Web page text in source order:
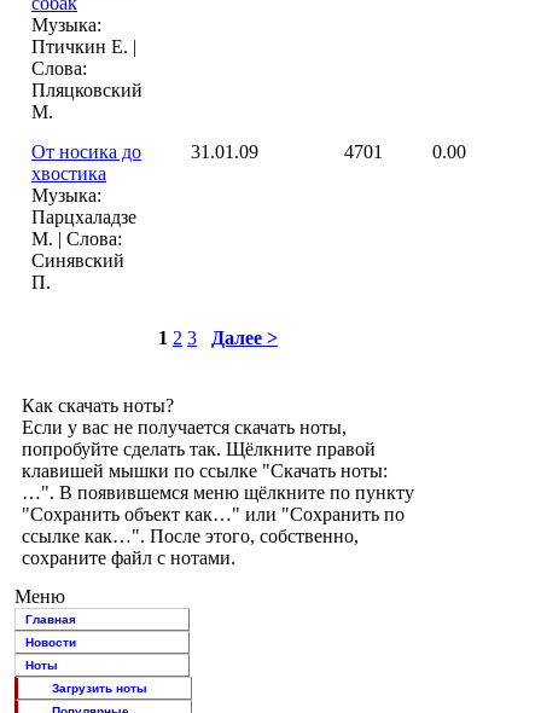
Музыка:
Птичкин Е. |
Слова:
Пляцковский
М.
От носика до
хвостика
Музыка:
Парцхаладзе
М. | Слова:
Синявский
П.
31.01.09 4701 0.00
1 2 3 Далее >
Как скачать ноты?
Если у вас не получается скачать ноты,
попробуйте сделать так. Щёлкните правой
клавишей мышки по ссылке "Скачать ноты:
…". В появившемся меню щёлкните по пункту
"Сохранить объект как…" или "Сохранить по
ссылке как…". После этого, собственно,
сохраните файл с нотами.
Меню
Главная
Новости
Ноты
Загрузить ноты